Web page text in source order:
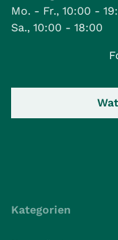
Mo. - Fr., 10:00 -
Sa., 10:00 - 18:00
Kategorien